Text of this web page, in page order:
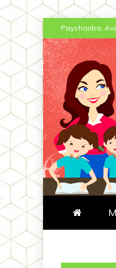
Skip
to
content
Payshanba,